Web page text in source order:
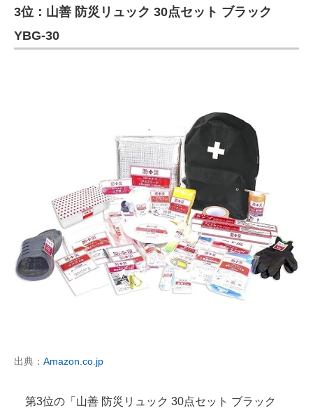
3位：山善 防災リュック 30点セット ブラック
YBG-30
出典： Amazon.co.jp
第3位の「山善 防災リュック 30点セット ブラック